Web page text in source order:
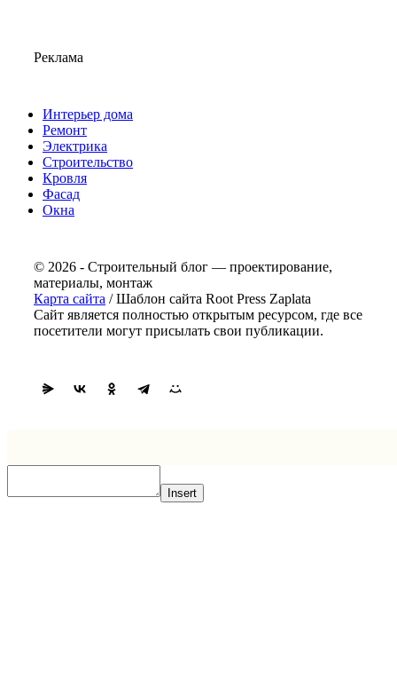
Реклама
Интерьер дома
Ремонт
Электрика
Строительство
Кровля
Фасад
Окна
© 2026 - Строительный блог — проектирование,
материалы, монтаж
Карта сайта / Шаблон сайта Root Press Zaplata
Сайт является полностью открытым ресурсом, где все
посетители могут присылать свои публикации.
Insert